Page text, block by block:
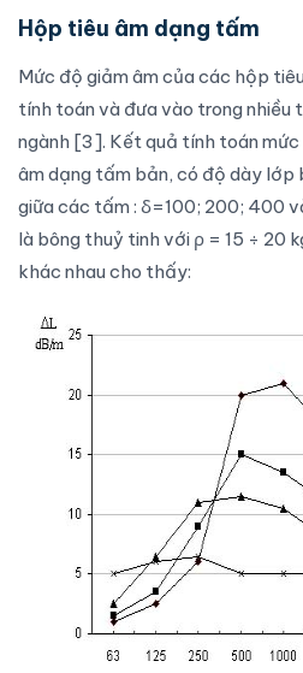
Hộp tiêu âm dạng tấm
Mức độ giảm âm của các hộp
tính toán và đưa vào trong nhiều
ngành [3]. Kết quả tính toán
âm dạng tấm bản, có độ dày lớp
giữa các tấm : δ=100; 200; 400
là bông thuỷ tinh với ρ = 15 ÷ 20
khác nhau cho thấy: